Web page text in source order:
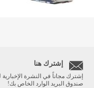
إشترك هنا
إشترك مجاناً في النشرة
صندوق البريد الوارد الخاص بك!